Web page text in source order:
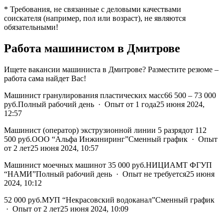
* Требования, не связанные с деловыми качествами
соискателя (например, пол или возраст), не являются
обязательными!
Работа машинистом в Дмитрове
Ищете вакансии машиниста в Дмитрове? Разместите резюме –
работа сама найдет Вас!
Машинист гранулирования пластических масс66 500 – 73 000
руб.Полный рабочий день · Опыт от 1 года25 июня 2024,
12:57
Машинист (оператор) экструзионной линии 5 разрядот 112
500 руб.ООО “Альфа Инжиниринг”Сменный график · Опыт
от 2 лет25 июня 2024, 10:57
Машинист моечных машинот 35 000 руб.НИЦИАМТ ФГУП
“НАМИ”Полный рабочий день · Опыт не требуется25 июня
2024, 10:12
52 000 руб.МУП “Некрасовский водоканал”Сменный график
· Опыт от 2 лет25 июня 2024, 10:09